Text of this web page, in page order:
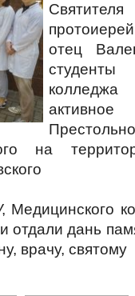
отец
на
Медицинского
отдали дань
врачу, святому